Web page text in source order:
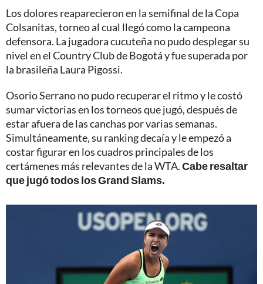
Los dolores reaparecieron en la semifinal de la Copa
Colsanitas, torneo al cual llegó como la campeona
defensora. La jugadora cucuteña no pudo desplegar su
nivel en el Country Club de Bogotá y fue superada por
la brasileña Laura Pigossi.
Osorio Serrano no pudo recuperar el ritmo y le costó
sumar victorias en los torneos que jugó, después de
estar afuera de las canchas por varias semanas.
Simultáneamente, su ranking decaía y le empezó a
costar figurar en los cuadros principales de los
certámenes más relevantes de la WTA.Cabe resaltar
que jugó todos los Grand Slams.